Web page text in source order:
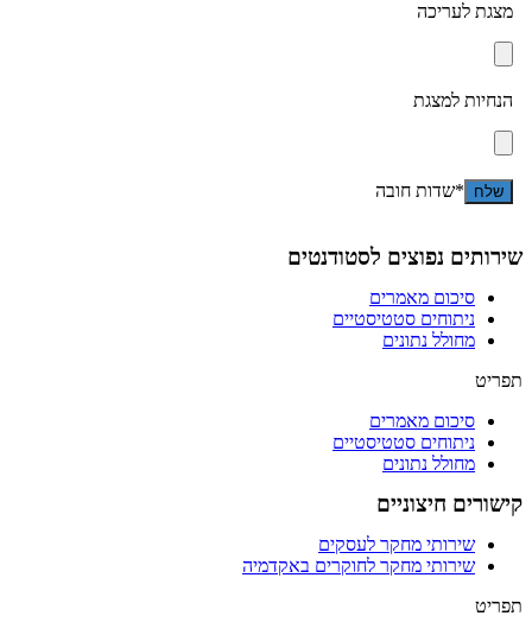
מצגת לעריכה
הנחיות למצגת
*שדות חובה
שירותים נפוצים לסטודנטים
סיכום מאמרים
ניתוחים סטטיסטיים
מחולל נתונים
תפריט
סיכום מאמרים
ניתוחים סטטיסטיים
מחולל נתונים
קישורים חיצוניים
שירותי מחקר לעסקים
שירותי מחקר לחוקרים באקדמיה
תפריט